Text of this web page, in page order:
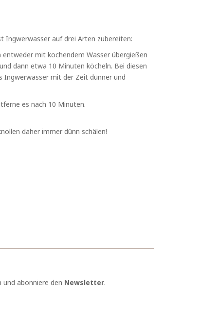
Ingwerwasser auf drei Arten zubereiten:
mit kochendem Wasser übergießen
dann etwa 10 Minuten köcheln. Bei diesen
Ingwerwasser mit der Zeit dünner und
es nach 10 Minuten.
daher immer dünn schälen!
abonniere den Newsletter.